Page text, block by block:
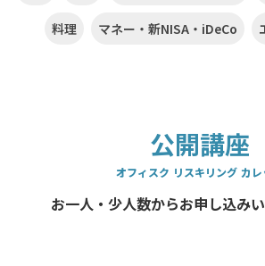
料理 マネー・新NISA・iDeCo
公開講座
オフィスク リスキリング カレ
お一人・少人数からお申し込みい